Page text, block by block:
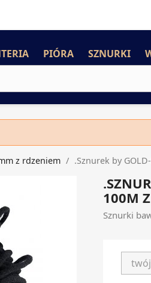
PIÓRA SZNURKI
z rdzeniem .Sznurek by
100M
Sznurki